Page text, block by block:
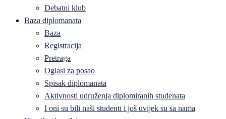
Debatni klub
Baza diplomanata
Baza
Registracija
Pretraga
Oglasi za posao
Spisak diplomanata
Aktivnosti udruženja diplomiranih studenata
I oni su bili naši studenti i još uvijek su sa nama